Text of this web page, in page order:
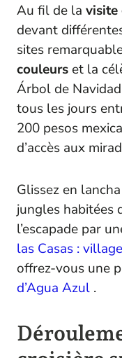
Au fil de la visite
devant
sites
couleurs et la
Árbol de
tous les jours
200 pesos
d’accès aux
Glissez en
jungles habitées
l’escapade par
las Casas :
offrez-vous une
d’Agua Azul .